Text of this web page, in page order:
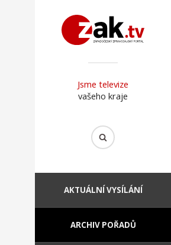
Jsme televize
vašeho kraje
AKTUÁLNÍ VYSÍLÁNÍ
ARCHIV POŘADŮ